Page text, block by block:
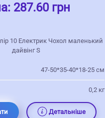
287.60 грн
10 Електрик Чохол маленький
дайвінг S
47-50*35-40*18-25 см
0,2 кг
Детальніше